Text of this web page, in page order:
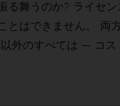
る舞うのか? ライセ
とはできません。 両
外のすべては — コス